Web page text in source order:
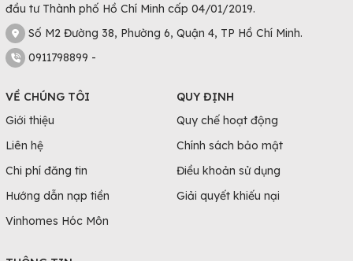
đầu tư Thành phố Hồ Chí Minh cấp 04/01/2019.
Số M2 Đường 38, Phường 6, Quận 4, TP Hồ Chí Minh.
0911798899 -
VỀ CHÚNG TÔI
Giới thiệu
Liên hệ
Chi phí đăng tin
Hướng dẫn nạp tiền
Vinhomes Hóc Môn
QUY ĐỊNH
Quy chế hoạt động
Chính sách bảo mật
Điều khoản sử dụng
Giải quyết khiếu nại